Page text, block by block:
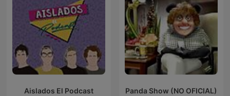
Aislados El Podcast Panda Show (NO OFICIAL)